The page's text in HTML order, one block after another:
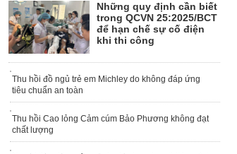
Những quy định cần biết
trong QCVN 25:2025/BCT
để hạn chế sự cố điện
khi thi công
Thu hồi đồ ngủ trẻ em Michley do không đáp ứng
tiêu chuẩn an toàn
Thu hồi Cao lỏng Cảm cúm Bảo Phương không đạt
chất lượng